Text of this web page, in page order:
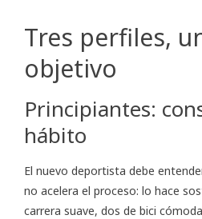
Tres perfiles,
objetivo
Principiantes:
hábito
El nuevo deportista debe
no acelera el proceso: lo hace
carrera suave, dos de bici